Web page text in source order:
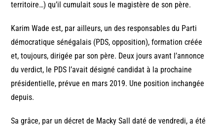
territoire…) qu’il cumulait sous le magistère de son père.
Karim Wade est, par ailleurs, un des responsables du Parti
démocratique sénégalais (PDS, opposition), formation créée
et, toujours, dirigée par son père. Deux jours avant l’annonce
du verdict, le PDS l’avait désigné candidat à la prochaine
présidentielle, prévue en mars 2019. Une position inchangée
depuis.
Sa grâce, par un décret de Macky Sall daté de vendredi, a été